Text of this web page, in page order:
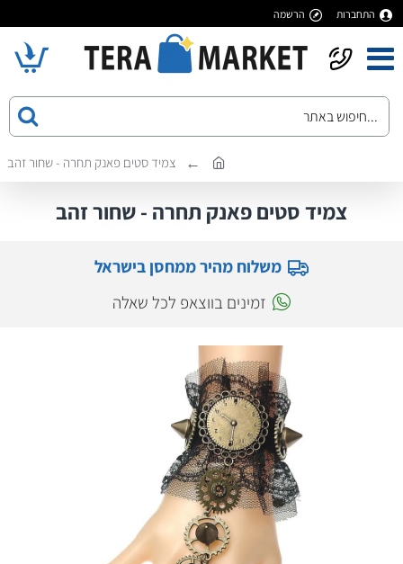
התחברות הרשמה
צמיד סטים פאנק תחרה - שחור זהב
צמיד סטים פאנק תחרה - שחור זהב
משלוח מהיר ממחסן בישראל
זמינים בווצאפ לכל שאלה